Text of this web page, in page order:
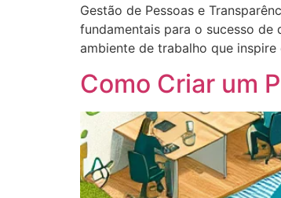
Gestão de Pessoas e
fundamentais para o sucesso
ambiente de trabalho que
Como Criar um